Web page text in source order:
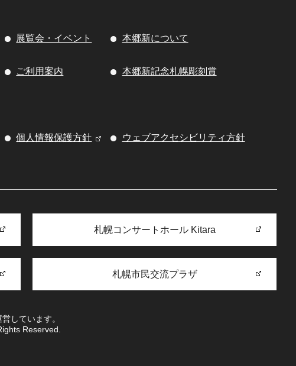
展覧会・イベント 本郷新について
ご利用案内 本郷新記念札幌彫刻賞
個人情報保護方針 ウェブアクセシビリティ方針
札幌コンサートホール Kitara
札幌市民交流プラザ
しています。
Reserved.